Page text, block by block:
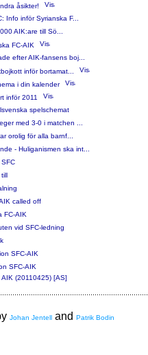
åsikter!
Info inför Syrianska F...
AIK:are till Sö...
FC-AIK
efter AIK-fansens boj...
inför bortamat...
i din kalender
inför 2011
spelschemat
med 3-0 i matchen ...
orolig för alla barnf...
- Huliganismen ska int...
called off
FC-AIK
vid SFC-ledning
SFC-AIK
SFC-AIK
(20110425) [AS]
Johan Jentell and Patrik Bodin